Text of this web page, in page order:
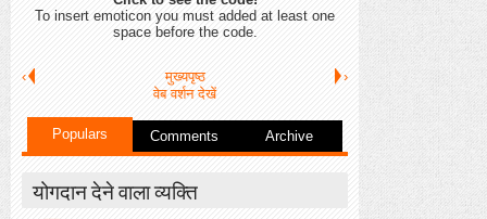
To insert emoticon you must added at least one
space before the code.
‹ ›
मुख्यपृष्ठ
वेब वर्शन देखें
Populars Comments Archive
योगदान देने वाला व्यक्ति